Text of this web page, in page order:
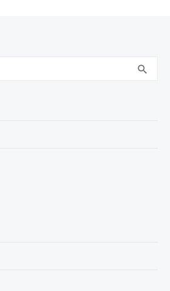
search